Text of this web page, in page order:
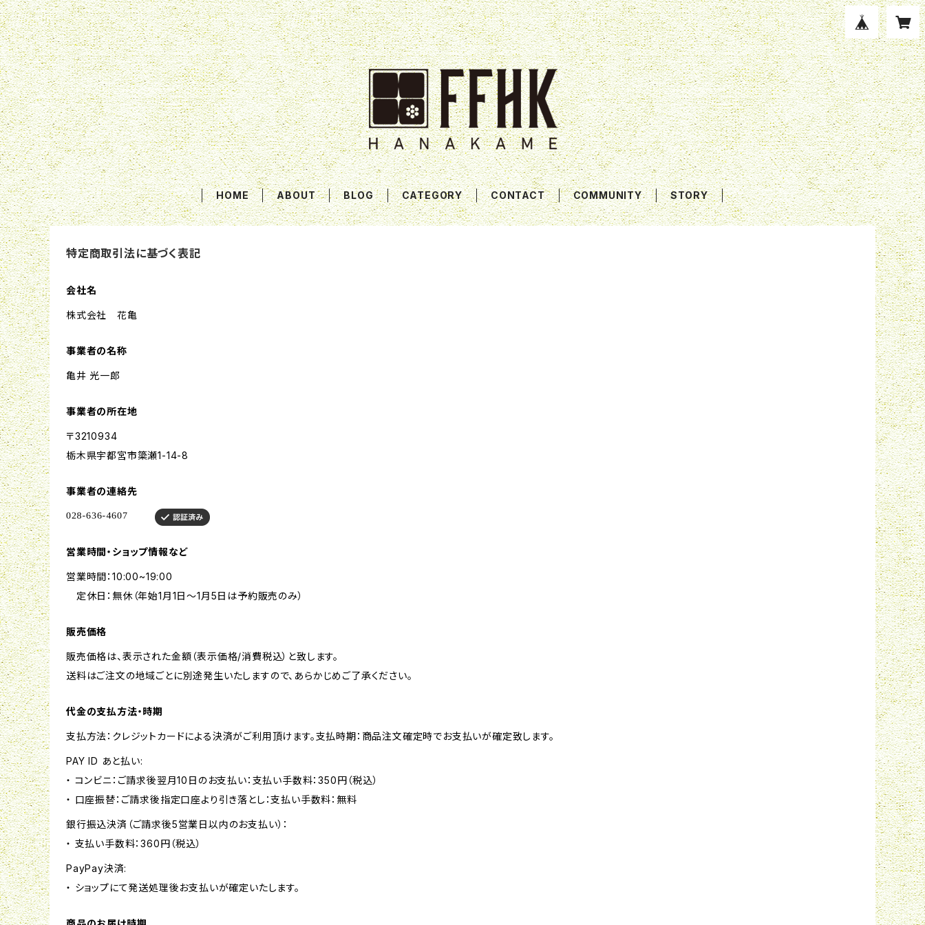
HOME ABOUT BLOG CATEGORY CONTACT COMMUNITY STORY
特定商取引法に基づく表記
会社名
株式会社 花亀
事業者の名称
亀井 光一郎
事業者の所在地
〒3210934
栃木県宇都宮市簗瀬1-14-8
事業者の連絡先
営業時間・ショップ情報など
営業時間：10:00~19:00
定休日：無休（年始1月1日〜1月5日は予約販売のみ）
販売価格
販売価格は、表示された金額（表示価格/消費税込）と致します。
送料はご注文の地域ごとに別途発生いたしますので、あらかじめご了承ください。
代金の支払方法・時期
支払方法：クレジットカードによる決済がご利用頂けます。支払時期：商品注文確定時でお支払いが確定致します。
PAY ID あと払い:
・ コンビニ：ご請求後翌月10日のお支払い：支払い手数料：350円（税込）
・ 口座振替：ご請求後指定口座より引き落とし：支払い手数料：無料
銀行振込決済（ご請求後5営業日以内のお支払い）：
・ 支払い手数料：360円（税込）
PayPay決済:
・ ショップにて発送処理後お支払いが確定いたします。